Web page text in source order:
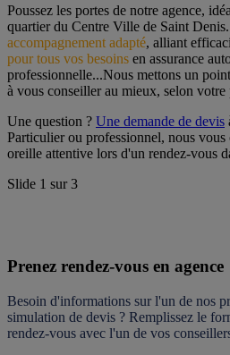
Poussez les portes de notre agence,
accompagnement adapté
pour tous vos besoins en assurance
professionnelle...Nous mettons un
à vous conseiller au mieux, selon
Une question ? Une demande de devis
Particulier ou professionnel, nous
oreille attentive lors d'un rendez-vous
Slide 1 sur3
Prenez rendez-vous en agence
Besoin d'informations sur l'un de nos
simulation de devis ? Remplissez le
rendez-vous avec l'un de vos